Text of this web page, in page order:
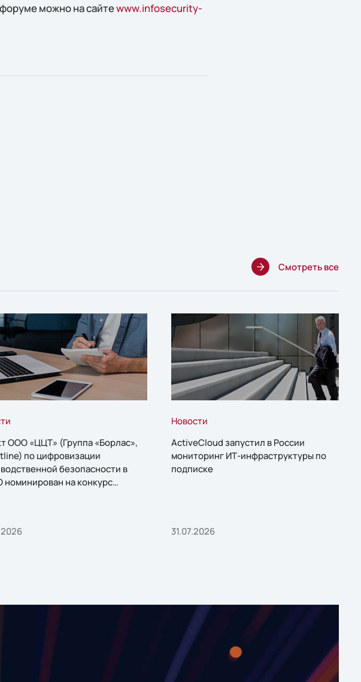
можно на сайтеwww.infosecurity-
Смотреть все
ООО «ЦЦТ» (Группа «Борлас»,
по цифровизации
безопасности в
номинирован на конкурс
Новости
ActiveCloud запустил в России
мониторинг ИТ-инфраструктуры по
подписке
31.07.2026